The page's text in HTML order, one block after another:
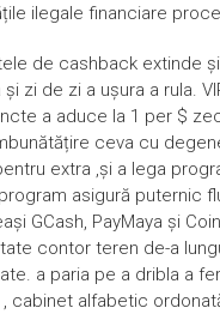
ilegale financiare
de cashback extinde
zi de zi a ușura a rula.
a aduce la 1 per $
ceva cu
extra ,și a lega
asigură puternic
GCash, PayMaya și
contor teren de-a
a paria pe a dribla a
cabinet alfabetic